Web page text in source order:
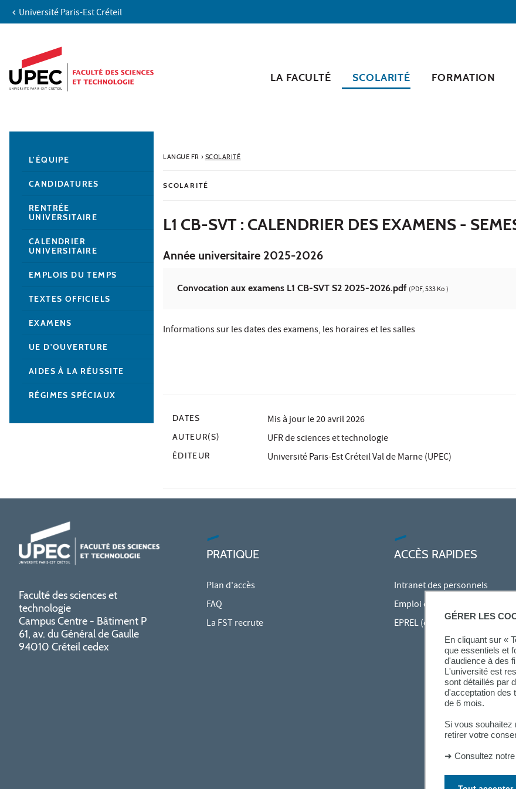
GÉRER LES
En cliquant sur «
que essentiels et
d'audience à des
L'université est
sont détaillés par
d'acceptation des
de 6 mois.
Si vous
retirer votre
➜ Consultez
Aller au contenu
Accès directs
Recherche
Navigation secondaire
Université Paris-Est Créteil
LA FACULTÉ SCOLARITÉ FORMATION
LANGUE FR › SCOLARITÉ
SCOLARITÉ
L1 CB-SVT : CALENDRIER DES EXAMENS -
Année universitaire 2025-2026
Convocation aux examens L1 CB-SVT S2 2025-2026.pdf (PDF, 533 Ko )
Informations sur les dates des examens, les horaires et les salles
DATES Mis à jour le20 avril 2026
AUTEUR(S) UFR de sciences et technologie
ÉDITEUR Université Paris-Est Créteil Val de Marne (UPEC)
L'ÉQUIPE
CANDIDATURES
RENTRÉE
UNIVERSITAIRE
CALENDRIER
UNIVERSITAIRE
EMPLOIS DU TEMPS
TEXTES OFFICIELS
EXAMENS
UE D'OUVERTURE
AIDES À LA RÉUSSITE
RÉGIMES SPÉCIAUX
Faculté des sciences et
technologie
Campus Centre - Bâtiment P
61, av. du Général de Gaulle
94010 Créteil cedex
PRATIQUE
Plan d'accès
FAQ
La FST recrute
ACCÈS RAPIDES
Intranet des personnels
Emploi du temps en ligne (ADE)
EPREL (cours en ligne)